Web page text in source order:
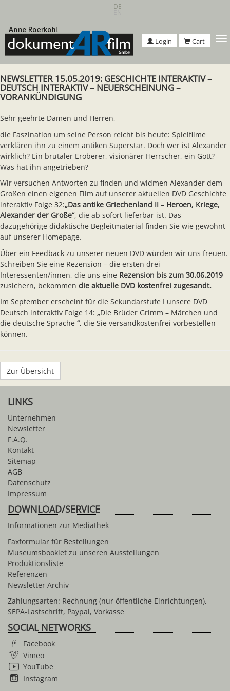
main
content
DE
Login Cart
NEWSLETTER 15.05.2019: GESCHICHTE INTERAKTIV –
DEUTSCH INTERAKTIV – NEUERSCHEINUNG –
VORANKÜNDIGUNG
Sehr geehrte Damen und Herren,
die Faszination um seine Person reicht bis heute: Spielfilme
verklären ihn zu einem antiken Superstar. Doch wer ist Alexander
wirklich? Ein brutaler Eroberer, visionärer Herrscher, ein Gott?
Was hat ihn angetrieben?
Wir versuchen Antworten zu finden und widmen Alexander dem
Großen einen eigenen Film auf unserer aktuellen DVD Geschichte
interaktiv Folge 32:„Das antike Griechenland II – Heroen, Kriege,
Alexander der Große“, die ab sofort lieferbar ist. Das
dazugehörige didaktische Begleitmaterial finden Sie wie gewohnt
auf unserer Homepage.
Über ein Feedback zu unserer neuen DVD würden wir uns freuen.
Schreiben Sie eine Rezension – die ersten drei
Interessenten/innen, die uns eine Rezension bis zum 30.06.2019
zusichern, bekommen die aktuelle DVD kostenfrei zugesandt.
Im September erscheint für die Sekundarstufe I unsere DVD
Deutsch interaktiv Folge 14: „Die Brüder Grimm – Märchen und
die deutsche Sprache “, die Sie versandkostenfrei vorbestellen
können.
Zur Übersicht
LINKS
Unternehmen
Newsletter
F.A.Q.
Kontakt
Sitemap
AGB
Datenschutz
Impressum
DOWNLOAD/SERVICE
Informationen zur Mediathek
Faxformular für Bestellungen
Museumsbooklet zu unseren Ausstellungen
Produktionsliste
Referenzen
Newsletter Archiv
Zahlungsarten: Rechnung (nur öffentliche Einrichtungen),
SEPA-Lastschrift, Paypal, Vorkasse
SOCIAL NETWORKS
Facebook
Vimeo
YouTube
Instagram